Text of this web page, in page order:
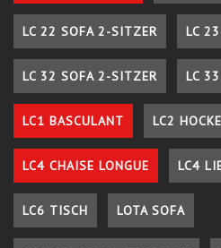
LC 22 SOFA 2-SITZER LC
LC 32 SOFA 2-SITZER LC
LC1 BASCULANT LC2
LC4 CHAISE LONGUE LC4
LC6 TISCH LOTA SOFA